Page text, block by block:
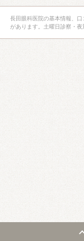
長田眼科医院の基本情報、
があります。土曜日診察・夜